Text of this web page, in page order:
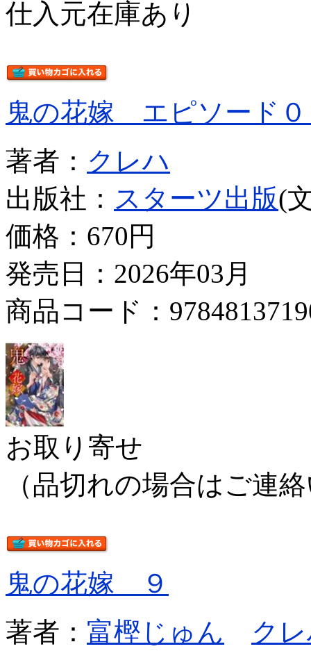
仕入元在庫あり
鬼の花嫁 エピソード
著者： クレハ
出版社： スターツ出版(
価格： 670円
発売日：2026年03月
商品コード：
お取り寄せ
（品切れの場合はご連
鬼の花嫁 ９
著者： 富樫じゅん
ク